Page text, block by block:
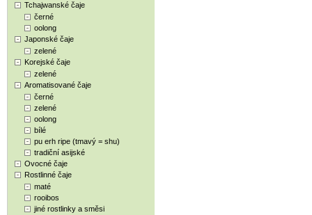
Tchajwanské čaje
černé
oolong
Japonské čaje
zelené
Korejské čaje
zelené
Aromatisované čaje
černé
zelené
oolong
bílé
pu erh ripe (tmavý = shu)
tradiční asijské
Ovocné čaje
Rostlinné čaje
maté
rooibos
jiné rostlinky a směsi